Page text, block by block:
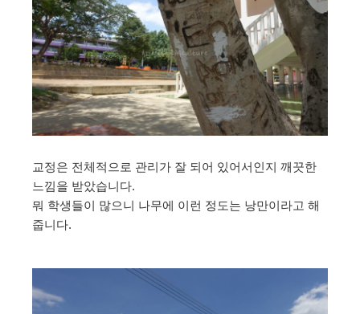
교정은 전체적으로 관리가 잘 되어 있어서인지 깨끗한
느낌을 받았습니다.
뭐 학생들이 많으니 나무에 이런 정도는 낭만이라고 해
줍니다.